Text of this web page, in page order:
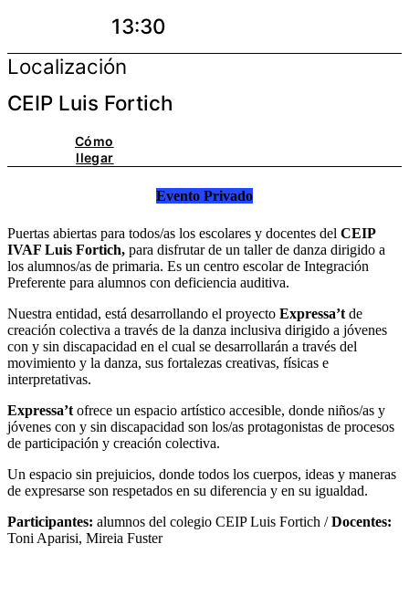
13:30
Localización
CEIP Luis Fortich
Cómo
llegar
Evento Privado
Puertas abiertas para todos/as los escolares y docentes del CEIP
IVAF Luis Fortich, para disfrutar de un taller de danza dirigido a
los alumnos/as de primaria. Es un centro escolar de Integración
Preferente para alumnos con deficiencia auditiva.
Nuestra entidad, está desarrollando el proyecto Expressa’t de
creación colectiva a través de la danza inclusiva dirigido a jóvenes
con y sin discapacidad en el cual se desarrollarán a través del
movimiento y la danza, sus fortalezas creativas, físicas e
interpretativas.
Expressa’t ofrece un espacio artístico accesible, donde niños/as y
jóvenes con y sin discapacidad son los/as protagonistas de procesos
de participación y creación colectiva.
Un espacio sin prejuicios, donde todos los cuerpos, ideas y maneras
de expresarse son respetados en su diferencia y en su igualdad.
Participantes: alumnos del colegio CEIP Luis Fortich /Docentes:
Toni Aparisi, Mireia Fuster